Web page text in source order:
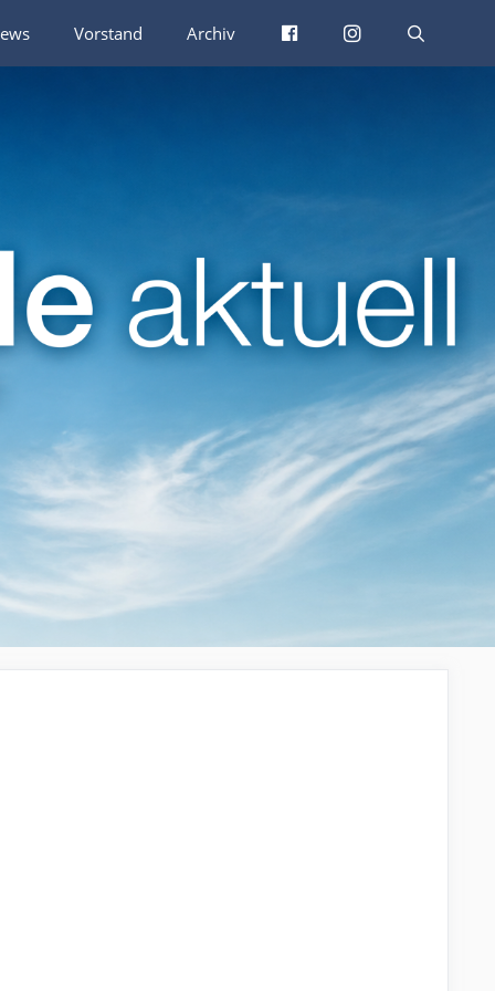
Vorstand Archiv FacebookInstagram